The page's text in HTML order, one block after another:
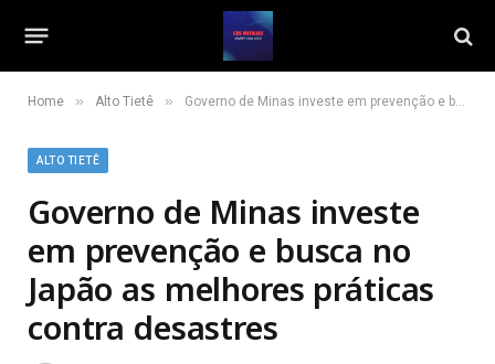
Home » Alto Tietê » Governo de Minas investe em prevenção e busca no Japão as melhores práticas contra desastres
ALTO TIETÊ
Governo de Minas investe
em prevenção e busca no
Japão as melhores práticas
contra desastres